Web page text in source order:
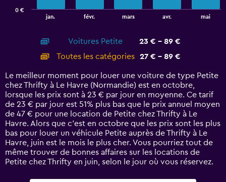
displaying
categories.
14
categories.
The
chart
has
1
Y
axis
displaying
values.
Range:
jan. févr. mars avr. mai
0 €
Voitures Petite
23 € - 89 €
Toutes les catégories
27 € - 89 €
Le meilleur moment pour louer une voiture de type Petite
chez Thrifty à Le Havre (Normandie) est en octobre,
lorsque les prix sont à 23 € par jour en moyenne. Ce tarif
de 23 € par jour est 51% plus bas que le prix annuel moyen
de 47 € pour une location de Petite chez Thrifty à Le
Havre. Alors que c’est en octobre que les prix sont les plus
bas pour louer un véhicule Petite auprès de Thrifty à Le
Havre, juin est le mois le plus cher. Vous pourriez tout de
même trouver de bonnes affaires sur les locations de
Petite chez Thrifty en juin, selon le jour où vous réservez.